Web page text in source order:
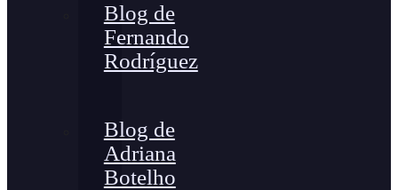
Blog de
Fernando
Rodríguez
Blog de
Adriana
Botelho